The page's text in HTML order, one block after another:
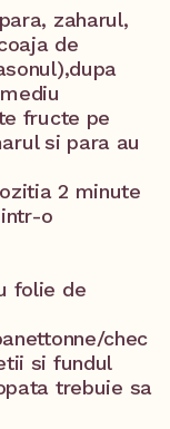
zaharul,
de
fructe pe
si para au
2 minute
o
folie de
chec
si fundul
trebuie sa